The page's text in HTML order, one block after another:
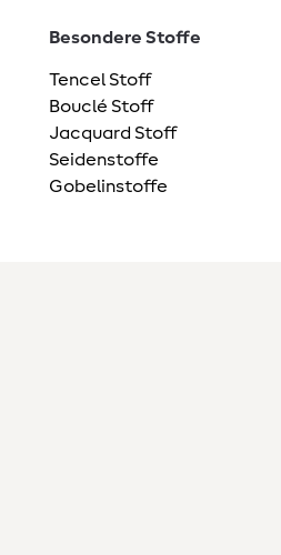
Besondere Stoffe
Tencel Stoff
Bouclé Stoff
Jacquard Stoff
Seidenstoffe
Gobelinstoffe